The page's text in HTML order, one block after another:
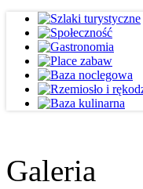
Galeria